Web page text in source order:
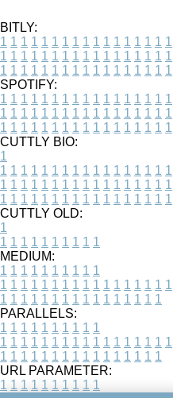
BITLY:
1 1 1 1 1 1 1 1 1 1 1 1 1 1 1 1 1
1 1 1 1 1 1 1 1 1 1 1 1 1 1 1 1 1
1 1 1 1 1 1 1 1 1 1 1 1 1 1 1 1 1
SPOTIFY:
1 1 1 1 1 1 1 1 1 1 1 1 1 1 1 1 1
1 1 1 1 1 1 1 1 1 1 1 1 1 1 1 1 1
1 1 1 1 1 1 1 1 1 1 1 1 1 1 1 1 1
CUTTLY BIO:
1
1 1 1 1 1 1 1 1 1 1 1 1 1 1 1 1 1
1 1 1 1 1 1 1 1 1 1 1 1 1 1 1 1 1
1 1 1 1 1 1 1 1 1 1 1 1 1 1 1 1 1
CUTTLY OLD:
1
1 1 1 1 1 1 1 1 1 1
MEDIUM:
1 1 1 1 1 1 1 1 1 1
1 1 1 1 1 1 1 1 1 1 1 1 1 1 1 1 1
1 1 1 1 1 1 1 1 1 1 1 1 1 1 1 1
PARALLELS:
1 1 1 1 1 1 1 1 1 1
1 1 1 1 1 1 1 1 1 1 1 1 1 1 1 1 1
1 1 1 1 1 1 1 1 1 1 1 1 1 1 1 1
URL PARAMETER:
1 1 1 1 1 1 1 1 1 1